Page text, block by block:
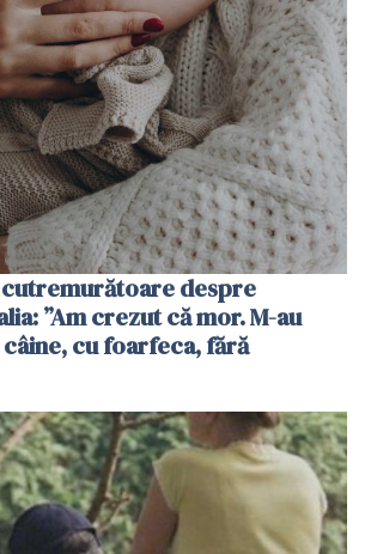
despre
”Am crezut că mor. M-au
cu foarfeca, fără